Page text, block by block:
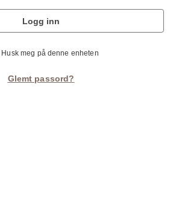
Logg inn
Husk meg på denne enheten
Glemt passord?